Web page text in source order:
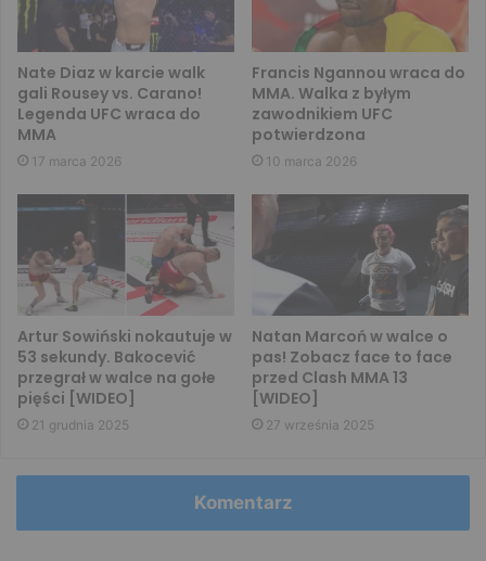
Nate Diaz w karcie walk
gali Rousey vs. Carano!
Legenda UFC wraca do
MMA
17 marca 2026
Francis Ngannou wraca do
MMA. Walka z byłym
zawodnikiem UFC
potwierdzona
10 marca 2026
Artur Sowiński nokautuje w
53 sekundy. Bakocević
przegrał w walce na gołe
pięści [WIDEO]
21 grudnia 2025
Natan Marcoń w walce o
pas! Zobacz face to face
przed Clash MMA 13
[WIDEO]
27 września 2025
Komentarz